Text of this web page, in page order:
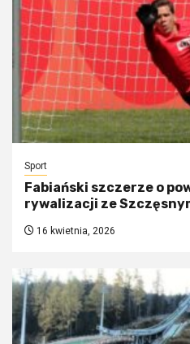
Sport
Fabiański szczerze o
rywalizacji ze
16 kwietnia, 2026